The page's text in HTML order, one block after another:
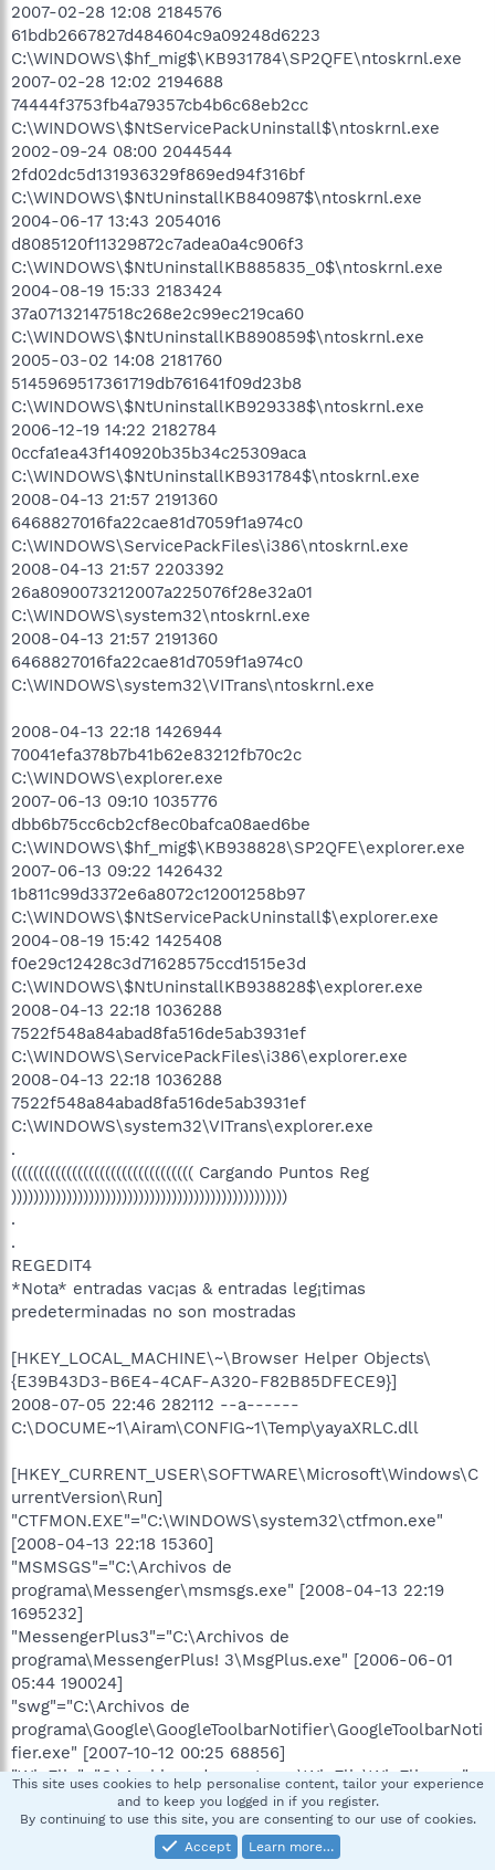
2007-02-28 12:08 2184576
61bdb2667827d484604c9a09248d6223
C:\WINDOWS\$hf_mig$\KB931784\SP2QFE\ntoskrnl.exe
2007-02-28 12:02 2194688
74444f3753fb4a79357cb4b6c68eb2cc
C:\WINDOWS\$NtServicePackUninstall$\ntoskrnl.exe
2002-09-24 08:00 2044544
2fd02dc5d131936329f869ed94f316bf
C:\WINDOWS\$NtUninstallKB840987$\ntoskrnl.exe
2004-06-17 13:43 2054016
d8085120f11329872c7adea0a4c906f3
C:\WINDOWS\$NtUninstallKB885835_0$\ntoskrnl.exe
2004-08-19 15:33 2183424
37a07132147518c268e2c99ec219ca60
C:\WINDOWS\$NtUninstallKB890859$\ntoskrnl.exe
2005-03-02 14:08 2181760
5145969517361719db761641f09d23b8
C:\WINDOWS\$NtUninstallKB929338$\ntoskrnl.exe
2006-12-19 14:22 2182784
0ccfa1ea43f140920b35b34c25309aca
C:\WINDOWS\$NtUninstallKB931784$\ntoskrnl.exe
2008-04-13 21:57 2191360
6468827016fa22cae81d7059f1a974c0
C:\WINDOWS\ServicePackFiles\i386\ntoskrnl.exe
2008-04-13 21:57 2203392
26a8090073212007a225076f28e32a01
C:\WINDOWS\system32\ntoskrnl.exe
2008-04-13 21:57 2191360
6468827016fa22cae81d7059f1a974c0
C:\WINDOWS\system32\VITrans\ntoskrnl.exe
2008-04-13 22:18 1426944
70041efa378b7b41b62e83212fb70c2c
C:\WINDOWS\explorer.exe
2007-06-13 09:10 1035776
dbb6b75cc6cb2cf8ec0bafca08aed6be
C:\WINDOWS\$hf_mig$\KB938828\SP2QFE\explorer.exe
2007-06-13 09:22 1426432
1b811c99d3372e6a8072c12001258b97
C:\WINDOWS\$NtServicePackUninstall$\explorer.exe
2004-08-19 15:42 1425408
f0e29c12428c3d71628575ccd1515e3d
C:\WINDOWS\$NtUninstallKB938828$\explorer.exe
2008-04-13 22:18 1036288
7522f548a84abad8fa516de5ab3931ef
C:\WINDOWS\ServicePackFiles\i386\explorer.exe
2008-04-13 22:18 1036288
7522f548a84abad8fa516de5ab3931ef
C:\WINDOWS\system32\VITrans\explorer.exe
.
((((((((((((((((((((((((((((((((( Cargando Puntos Reg
))))))))))))))))))))))))))))))))))))))))))))))))))
.
.
REGEDIT4
*Nota* entradas vac¡as & entradas leg¡timas
predeterminadas no son mostradas
[HKEY_LOCAL_MACHINE\~\Browser Helper Objects\
{E39B43D3-B6E4-4CAF-A320-F82B85DFECE9}]
2008-07-05 22:46 282112 --a------
C:\DOCUME~1\Airam\CONFIG~1\Temp\yayaXRLC.dll
[HKEY_CURRENT_USER\SOFTWARE\Microsoft\Windows\C
urrentVersion\Run]
"CTFMON.EXE"="C:\WINDOWS\system32\ctfmon.exe"
[2008-04-13 22:18 15360]
"MSMSGS"="C:\Archivos de
programa\Messenger\msmsgs.exe" [2008-04-13 22:19
1695232]
"MessengerPlus3"="C:\Archivos de
programa\MessengerPlus! 3\MsgPlus.exe" [2006-06-01
05:44 190024]
"swg"="C:\Archivos de
programa\Google\GoogleToolbarNotifier\GoogleToolbarNoti
fier.exe" [2007-10-12 00:25 68856]
"WinFlip"="C:\Archivos de programa\WinFlip\WinFlip.exe"
[2007-10-25 02:12 462848]
"SpybotSD TeaTimer"="C:\Archivos de programa\Spybot -
Search & Destroy\TeaTimer.exe" [2008-07-07 09:42
This site uses cookies to help personalise content, tailor your experience
and to keep you logged in if you register.
By continuing to use this site, you are consenting to our use of cookies.
Accept
Learn more…